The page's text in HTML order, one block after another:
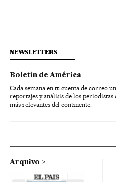
NEWSLETTERS
Boletín de América
Cada semana en tu cuenta de correo
reportajes y análisis de los periodistas
más relevantes del continente.
Arquivo